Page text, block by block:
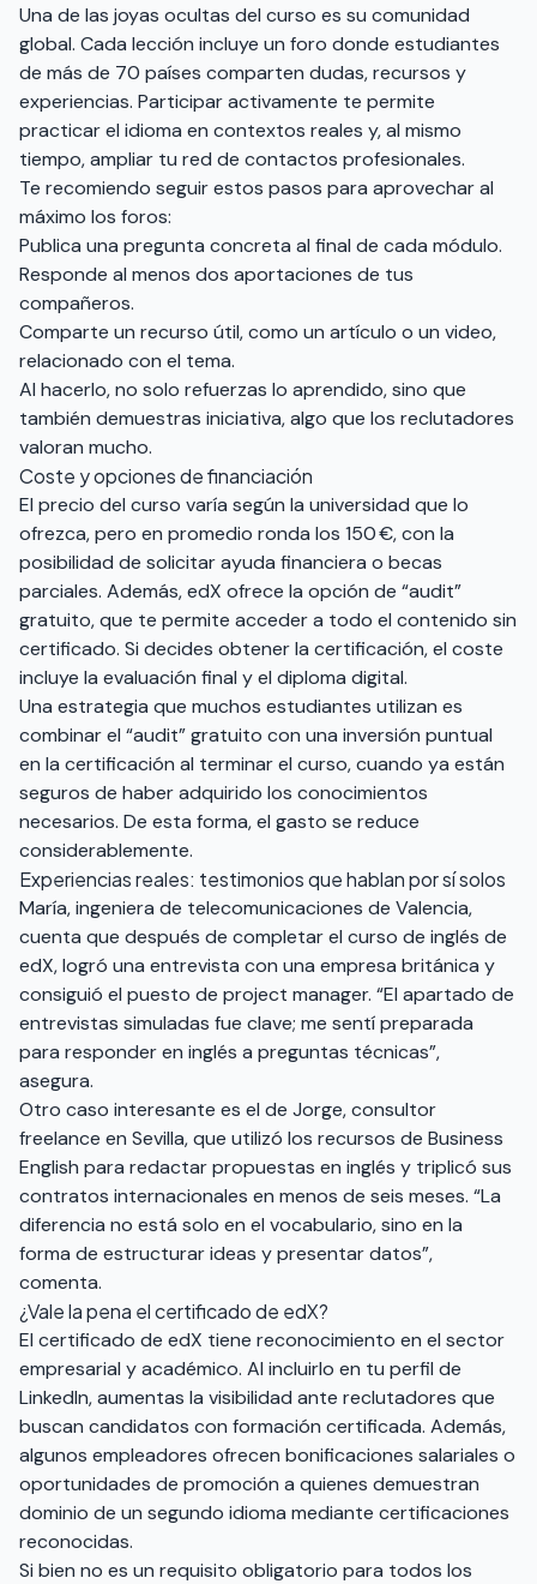
Una de las joyas ocultas del curso es su comunidad
global. Cada lección incluye un foro donde estudiantes
de más de 70 países comparten dudas, recursos y
experiencias. Participar activamente te permite
practicar el idioma en contextos reales y, al mismo
tiempo, ampliar tu red de contactos profesionales.
Te recomiendo seguir estos pasos para aprovechar al
máximo los foros:
Publica una pregunta concreta al final de cada módulo.
Responde al menos dos aportaciones de tus
compañeros.
Comparte un recurso útil, como un artículo o un video,
relacionado con el tema.
Al hacerlo, no solo refuerzas lo aprendido, sino que
también demuestras iniciativa, algo que los reclutadores
valoran mucho.
Coste y opciones de financiación
El precio del curso varía según la universidad que lo
ofrezca, pero en promedio ronda los 150 €, con la
posibilidad de solicitar ayuda financiera o becas
parciales. Además, edX ofrece la opción de “audit”
gratuito, que te permite acceder a todo el contenido sin
certificado. Si decides obtener la certificación, el coste
incluye la evaluación final y el diploma digital.
Una estrategia que muchos estudiantes utilizan es
combinar el “audit” gratuito con una inversión puntual
en la certificación al terminar el curso, cuando ya están
seguros de haber adquirido los conocimientos
necesarios. De esta forma, el gasto se reduce
considerablemente.
Experiencias reales: testimonios que hablan por sí solos
María, ingeniera de telecomunicaciones de Valencia,
cuenta que después de completar el curso de inglés de
edX, logró una entrevista con una empresa británica y
consiguió el puesto de project manager. “El apartado de
entrevistas simuladas fue clave; me sentí preparada
para responder en inglés a preguntas técnicas”,
asegura.
Otro caso interesante es el de Jorge, consultor
freelance en Sevilla, que utilizó los recursos de Business
English para redactar propuestas en inglés y triplicó sus
contratos internacionales en menos de seis meses. “La
diferencia no está solo en el vocabulario, sino en la
forma de estructurar ideas y presentar datos”,
comenta.
¿Vale la pena el certificado de edX?
El certificado de edX tiene reconocimiento en el sector
empresarial y académico. Al incluirlo en tu perfil de
LinkedIn, aumentas la visibilidad ante reclutadores que
buscan candidatos con formación certificada. Además,
algunos empleadores ofrecen bonificaciones salariales o
oportunidades de promoción a quienes demuestran
dominio de un segundo idioma mediante certificaciones
reconocidas.
Si bien no es un requisito obligatorio para todos los